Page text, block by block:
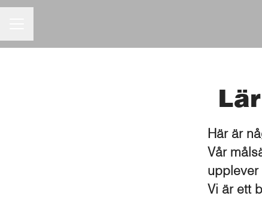
Här är
Vår
Vi är ett